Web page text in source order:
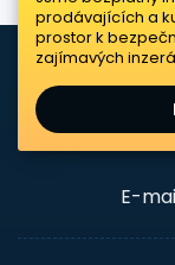
prodávajících a
prostor k
zajímavých
E-